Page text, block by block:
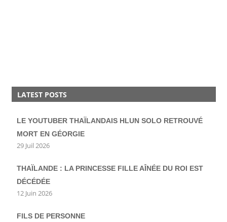
LATEST POSTS
LE YOUTUBER THAÏLANDAIS HLUN SOLO RETROUVÉ
MORT EN GÉORGIE
29 Juil 2026
THAÏLANDE : LA PRINCESSE FILLE AÎNÉE DU ROI EST
DÉCÉDÉE
12 Juin 2026
FILS DE PERSONNE